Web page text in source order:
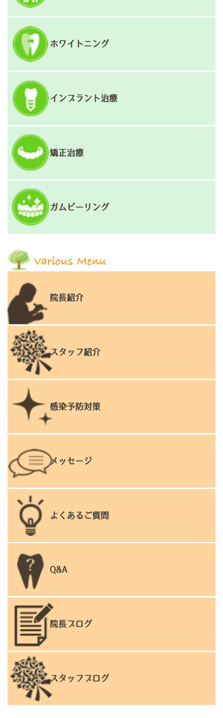
ホワイトニング
インプラント治療
矯正治療
ガムピーリング
院長紹介
スタッフ紹介
感染予防対策
メッセージ
よくあるご質問
Q&A
院長ブログ
スタッフブログ